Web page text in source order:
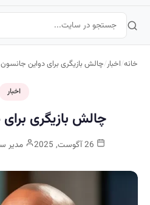
خانه/اخبار/چالش بازیگری برای دواین جانسون
اخبار
چالش بازیگری
مدیر